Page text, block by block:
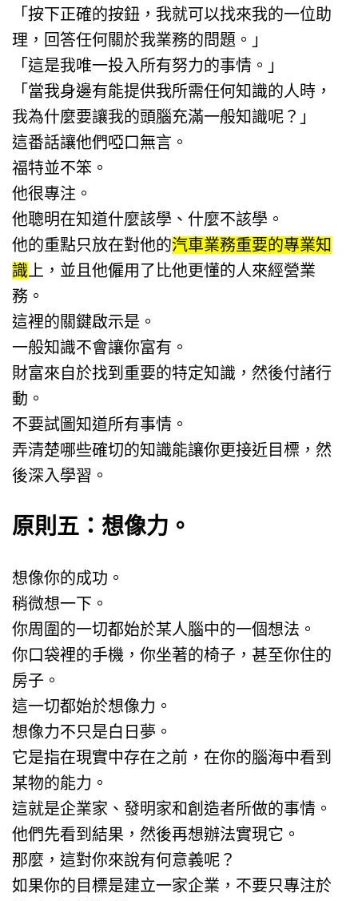
「按下正確的按鈕，我就可以找來我的一位助
理，回答任何關於我業務的問題。」
「這是我唯一投入所有努力的事情。」
「當我身邊有能提供我所需任何知識的人時，
我為什麼要讓我的頭腦充滿一般知識呢？」
這番話讓他們啞口無言。
福特並不笨。
他很專注。
他聰明在知道什麼該學、什麼不該學。
他的重點只放在對他的汽車業務重要的專業知
識 上，並且他僱用了比他更懂的人來經營業
務。
這裡的關鍵啟示是。
一般知識不會讓你富有。
財富來自於找到重要的特定知識，然後付諸行
動。
不要試圖知道所有事情。
弄清楚哪些確切的知識能讓你更接近目標，然
後深入學習。
原則五：想像力。
想像你的成功。
稍微想一下。
你周圍的一切都始於某人腦中的一個想法。
你口袋裡的手機，你坐著的椅子，甚至你住的
房子。
這一切都始於想像力。
想像力不只是白日夢。
它是指在現實中存在之前，在你的腦海中看到
某物的能力。
這就是企業家、發明家和創造者所做的事情。
他們先看到結果，然後再想辦法實現它。
那麼，這對你來說有何意義呢？
如果你的目標是建立一家企業，不要只專注於